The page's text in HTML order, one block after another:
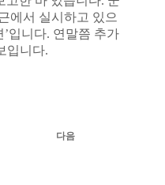
에서 실시하고 있으
입니다. 연말쯤 추가
입니다.
다음